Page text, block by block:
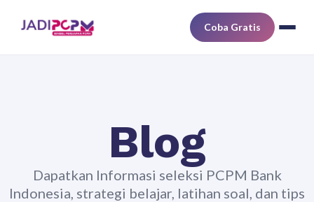
Coba Gratis
Blog
Dapatkan Informasi seleksi PCPM Bank
Indonesia, strategi belajar, latihan soal, dan tips